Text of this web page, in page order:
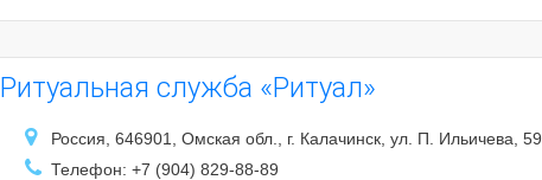
Ритуальная служба «Ритуал»
Россия, 646901, Омская обл., г. Калачинск, ул. П. Ильичева, 59
Телефон: +7 (904) 829-88-89